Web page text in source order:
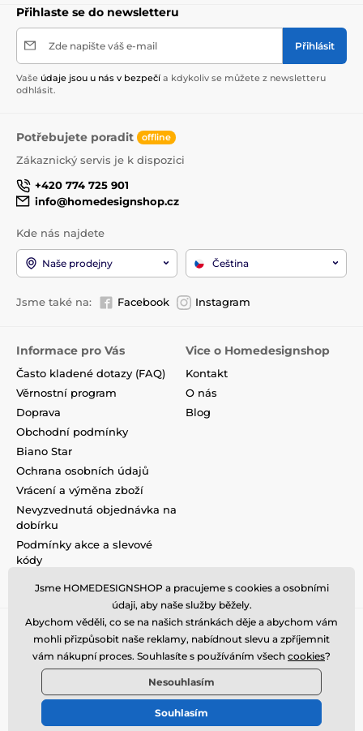
Přihlaste se do newsletteru
Zde napište váš e-mail Přihlásit
Vaše údaje jsou u nás v bezpečí a kdykoliv se můžete z newsletteru
odhlásit.
Potřebujete poradit offline
Zákaznický servis je k dispozici
+420 774 725 901
info@homedesignshop.cz
Kde nás najdete
Naše prodejny Čeština
Jsme také na: Facebook Instagram
Informace pro Vás
Často kladené dotazy (FAQ)
Věrnostní program
Doprava
Obchodní podmínky
Biano Star
Ochrana osobních údajů
Vrácení a výměna zboží
Nevyzvednutá objednávka na
dobírku
Podmínky akce a slevové
kódy
Vice o Homedesignshop
Kontakt
O nás
Blog
Jsme HOMEDESIGNSHOP a pracujeme s cookies a osobními
údaji, aby naše služby běžely.
Abychom věděli, co se na našich stránkách děje a abychom vám
mohli přizpůsobit naše reklamy, nabídnout slevu a zpříjemnit
vám nákupní proces. Souhlasíte s používáním všech cookies?
Nesouhlasím
Souhlasím